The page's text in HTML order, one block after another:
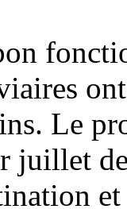
Le
juillet